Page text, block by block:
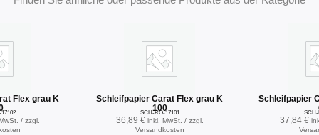
Flex grau K
/ zzgl.
Schleifpapier Carat Flex grau K
100
SCH-RO-17101
36,89 € inkl. MwSt. / zzgl.
Versandkosten
Schleifpapier
SCH-
37,84 €